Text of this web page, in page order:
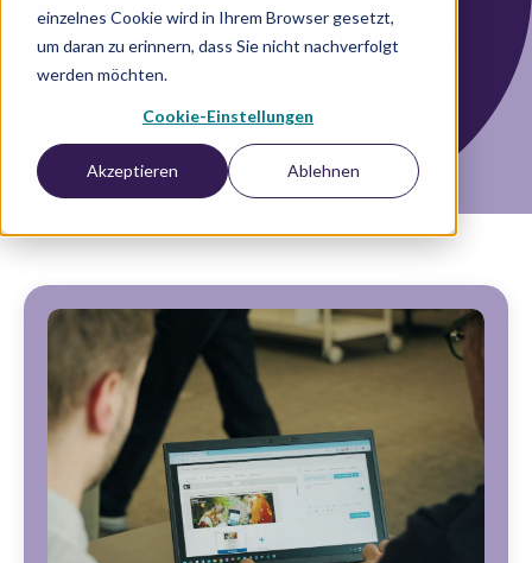
einzelnes Cookie wird in Ihrem Browser gesetzt,
um daran zu erinnern, dass Sie nicht nachverfolgt
werden möchten.
Cookie-Einstellungen
Akzeptieren Ablehnen
um das Thema Marketingplanung und -
steuerung sowie die neuesten Funktionen
von Marmind.